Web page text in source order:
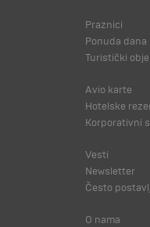
Praznici
Ponuda dana
Turistički
Avio karte
Hotelske
Korporativni
Vesti
Newsletter
Često
O nama